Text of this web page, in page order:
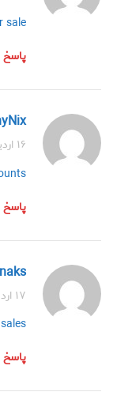
sale
پاسخ
۱۶ اردیبهشت ۱۴۰۴ در ۱۰:۴۰ ب.ظ
پاسخ
۱۷ اردیبهشت ۱۴۰۴ در ۸:۵۶ ق.ظ
پاسخ